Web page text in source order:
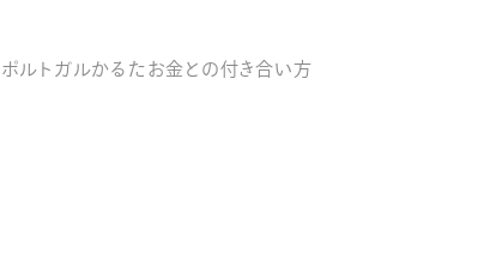
ポルトガルかるた お金との付き合い方